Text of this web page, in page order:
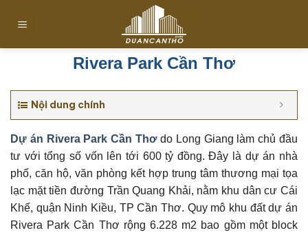
đến
Rivera Park Cần Thơ
Nội dung chính
Dự án Rivera Park Cần Thơ do Long Giang làm chủ đầu
tư với tổng số vốn lên tới 600 tỷ đồng. Đây là dự án nhà
phố, căn hộ, văn phòng kết hợp trung tâm thương mại tọa
lạc mặt tiền đường Trần Quang Khải, nằm khu dân cư Cái
Khế, quận Ninh Kiều, TP Cần Thơ. Quy mô khu đất dự án
Rivera Park Cần Thơ rộng 6.228 m2 bao gồm một block